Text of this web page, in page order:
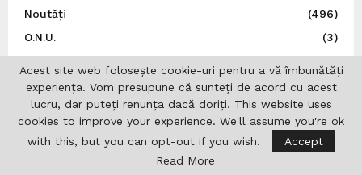
Noutăți
(496)
O.N.U.
(3)
Olimpiade
(1)
Opinii
(9)
Patronatul European al Femeilor de Afaceri
(1)
Personalități
(1)
(6)
Acest site web folosește cookie-uri pentru a vă îmbunătăți
experiența. Vom presupune că sunteți de acord cu acest
lucru, dar puteți renunța dacă doriți. This website uses
cookies to improve your experience. We'll assume you're ok
with this, but you can opt-out if you wish.
Accept
Read More